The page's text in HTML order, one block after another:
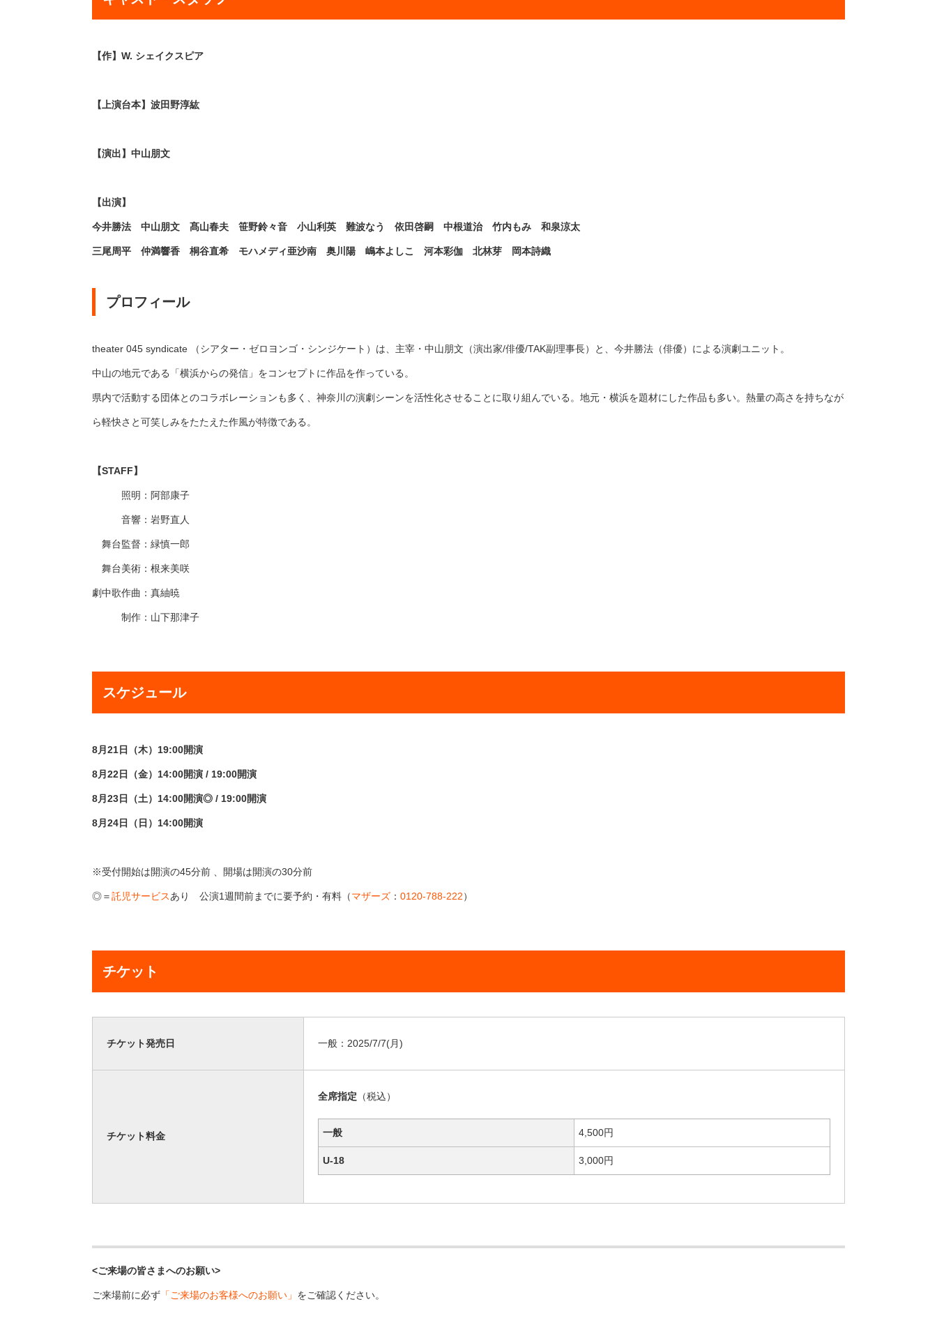
【作】W. シェイクスピア
【上演台本】波田野淳紘
【演出】中山朋文
【出演】
今井勝法 中山朋文 髙山春夫 笹野鈴々音 小山利英 難波なう 依田啓嗣 中根道治 竹内もみ 和泉涼太
三尾周平 仲満響香 桐谷直希 モハメディ亜沙南 奥川陽 嶋本よしこ 河本彩伽 北林芽 岡本詩織
プロフィール
theater 045 syndicate （シアター・ゼロヨンゴ・シンジケート）は、主宰・中山朋文（演出家/俳優/TAK副理事長）と、今井勝法（俳優）による演劇ユニット。
中山の地元である「横浜からの発信」をコンセプトに作品を作っている。
県内で活動する団体とのコラボレーションも多く、神奈川の演劇シーンを活性化させることに取り組んでいる。地元・横浜を題材にした作品も多い。熱量の高さを持ちなが
ら軽快さと可笑しみをたたえた作風が特徴である。
【STAFF】
照明：阿部康子
音響：岩野直人
舞台監督：緑慎一郎
舞台美術：根来美咲
劇中歌作曲：真紬暁
制作：山下那津子
スケジュール
8月21日（木）19:00開演
8月22日（金）14:00開演 / 19:00開演
8月23日（土）14:00開演◎ / 19:00開演
8月24日（日）14:00開演
※受付開始は開演の45分前 、開場は開演の30分前
◎＝託児サービスあり 公演1週間前までに要予約・有料（マザーズ ： 0120-788-222）
チケット
チケット発売日 一般： 2025/7/7(月)
チケット料金
全席指定 （税込）
一般 4,500円
U-18 3,000円
<ご来場の皆さまへのお願い>
ご来場前に必ず 「ご来場のお客様へのお願い」 をご確認ください。